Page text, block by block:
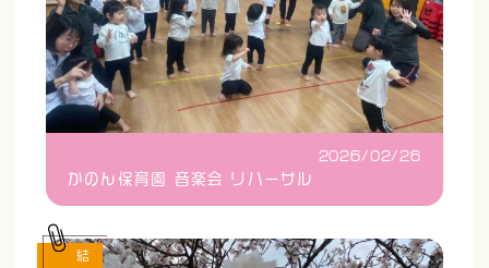
2026/02/26
かのん保育園 音楽会 リハーサル
結